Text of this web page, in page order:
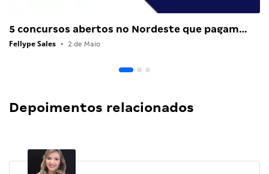
5 concursos abertos no Nordeste que pagam…
Fellype Sales • 2 de Maio
Depoimentos relacionados